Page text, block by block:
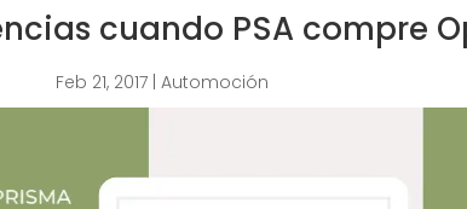
cuando PSA compre
Feb 21, 2017 Automoción